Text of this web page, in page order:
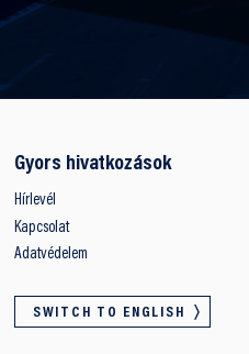
Gyors hivatkozások
Hírlevél
Kapcsolat
Adatvédelem
SWITCH TO ENGLISH